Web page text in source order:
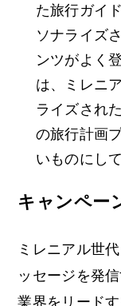
た旅行ガイ
ソナライズ
ンツがよく
は、ミレニ
ライズされ
の旅行計画
いものにし
キャンペー
ミレニアル世
ッセージを発
業界をリード